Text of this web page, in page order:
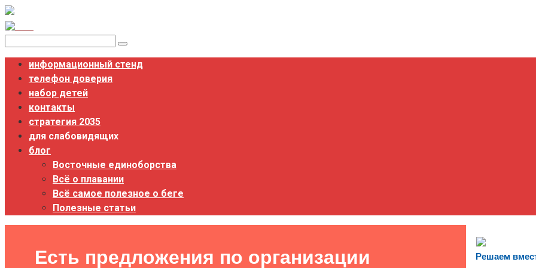
Перейти
к
информационный стенд
телефон доверия
набор детей
контакты
стратегия 2035
для слабовидящих
блог
Восточные единоборства
Всё о плавании
Всё самое полезное о беге
Полезные статьи
Решаем
Есть предложения по организации